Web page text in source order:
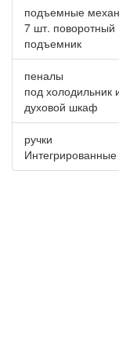
подъемные
7 шт. поворотный
подъемник
пеналы
под холодильник
духовой шкаф
ручки
Интегрированные